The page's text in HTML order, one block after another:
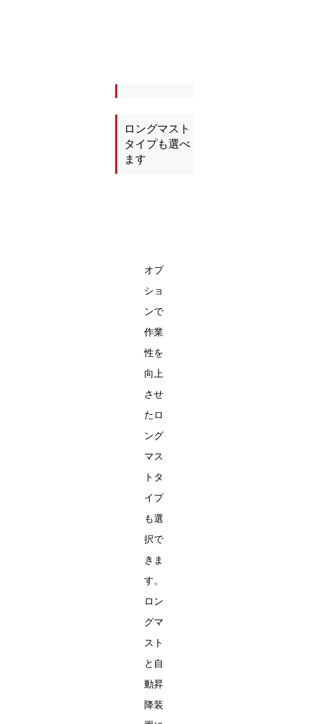
ロングマスト
タイプも選べ
ます
オプ
ショ
ンで
作業
性を
向上
させ
たロ
ング
マス
トタ
イプ
も選
択で
きま
す。
ロン
グマ
スト
と自
動昇
降装